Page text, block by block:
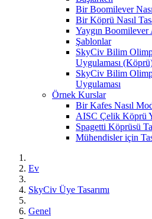
Bir Boomilever
Bir Köprü Nasıl
Yaygın Boomilever
Şablonlar
SkyCiv Bilim
Uygulaması
SkyCiv Bilim
Uygulaması
Örnek Kurslar
Bir Kafes Nasıl
AISC Çelik Köprü
Spagetti Köprüsü
Mühendisler için
Ev
SkyCiv Üye Tasarımı
Genel